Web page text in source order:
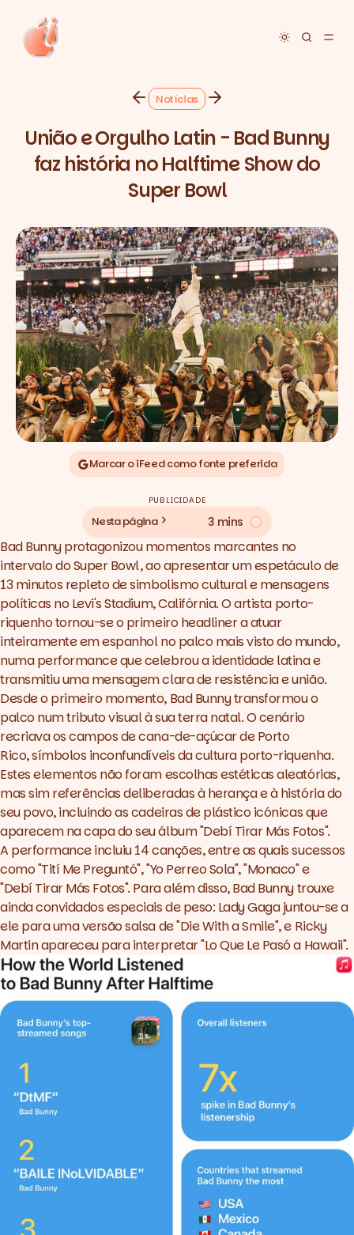
Toggle
Notícias
União e Orgulho Latin - Bad Bunny
faz história no Halftime Show do
Super Bowl
Marcar o iFeed como fonte preferida
PUBLICIDADE
Nesta página 3 mins
Bad Bunny protagonizou momentos marcantes no
intervalo do Super Bowl, ao apresentar um espetáculo de
13 minutos repleto de simbolismo cultural e mensagens
políticas no Levi's Stadium, Califórnia. O artista porto-
riquenho tornou-se o primeiroheadlinera atuar
inteiramente em espanhol no palco mais visto do mundo,
numa performance que celebrou a identidade latina e
transmitiu uma mensagem clara de resistência e união.
Desde o primeiro momento, Bad Bunny transformou o
palco num tributo visual à sua terra natal. O cenário
recriava os campos de cana-de-açúcar de Porto
Rico, símbolos inconfundíveis da cultura porto-riquenha.
Estes elementos não foram escolhas estéticas aleatórias,
mas sim referências deliberadas à herança e à história do
seu povo, incluindo as cadeiras de plástico icónicas que
aparecem na capa do seu álbum "Debí Tirar Más Fotos".
A performance incluiu 14 canções, entre as quais sucessos
como "Tití Me Preguntó", "Yo Perreo Sola", "Monaco" e
"Debí Tirar Más Fotos". Para além disso, Bad Bunny trouxe
ainda convidados especiais de peso: Lady Gaga juntou-se a
ele para uma versão salsa de "Die With a Smile", e Ricky
Martin apareceu para interpretar "Lo Que Le Pasó a Hawaii".